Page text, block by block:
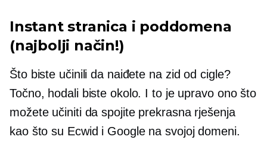
Instant stranica i poddomena
(najbolji način!)
Što biste učinili da naiđete na zid od cigle?
Točno, hodali biste okolo. I to je upravo ono što
možete učiniti da spojite prekrasna rješenja
kao što su Ecwid i Google na svojoj domeni.